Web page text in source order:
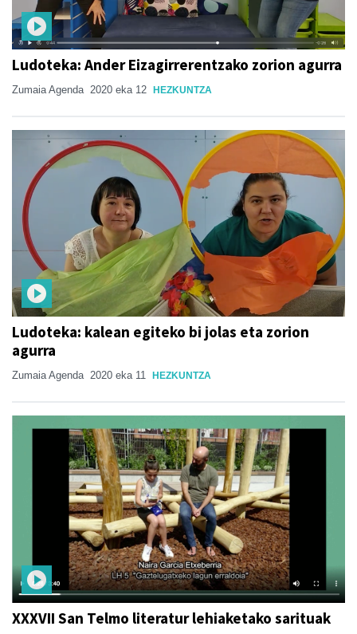
Ludoteka: Ander Eizagirrerentzako zorion agurra
Zumaia Agenda 2020 eka 12 HEZKUNTZA
Ludoteka: kalean egiteko bi jolas eta zorion
agurra
Zumaia Agenda 2020 eka 11 HEZKUNTZA
XXXVII San Telmo literatur lehiaketako sarituak